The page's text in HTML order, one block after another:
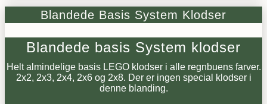
Blandede Basis System Klodser
Blandede basis System klodser
Helt almindelige basis LEGO klodser i alle regnbuens farver.
2x2, 2x3, 2x4, 2x6 og 2x8. Der er ingen special klodser i
denne blanding.